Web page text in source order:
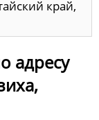
край,
адресу